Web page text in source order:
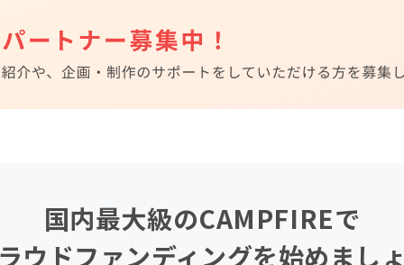
国内最大級のCAMPFIREで
ウドファンディングを始めまし